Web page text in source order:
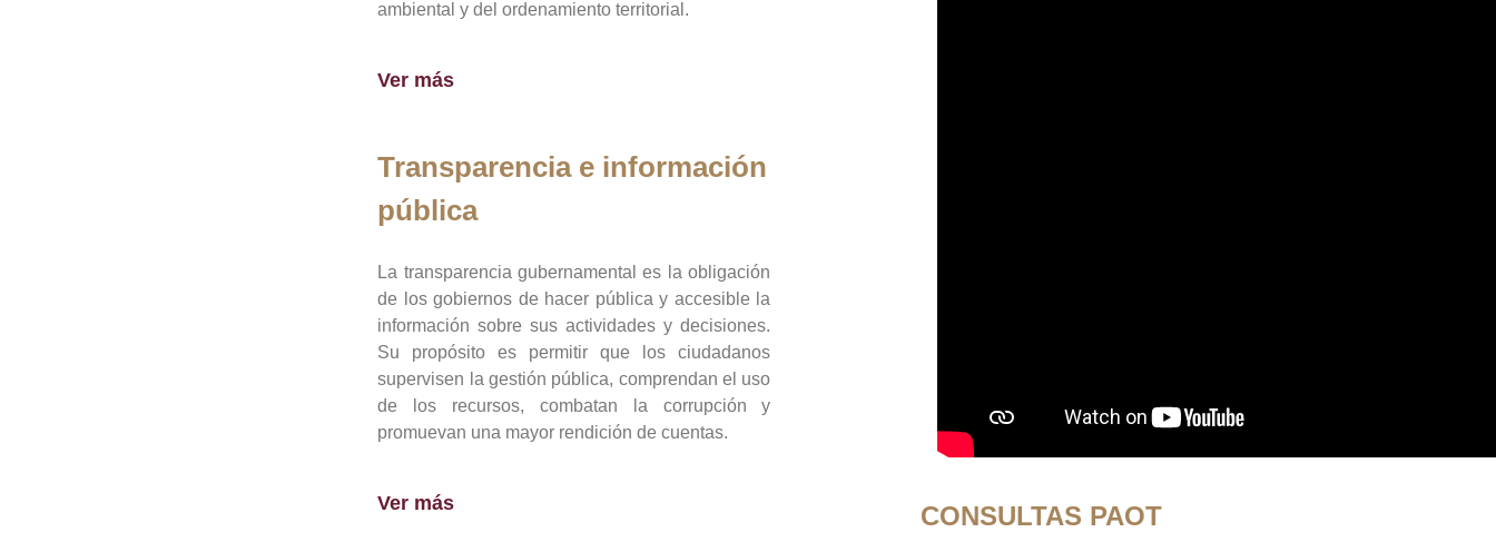
ambiental y del ordenamiento territorial.
Ver más
Transparencia e información
pública
La transparencia gubernamental es la obligación
de los gobiernos de hacer pública y accesible la
información sobre sus actividades y decisiones.
Su propósito es permitir que los ciudadanos
supervisen la gestión pública, comprendan el uso
de los recursos, combatan la corrupción y
promuevan una mayor rendición de cuentas.
Ver más CONSULTAS PAOT